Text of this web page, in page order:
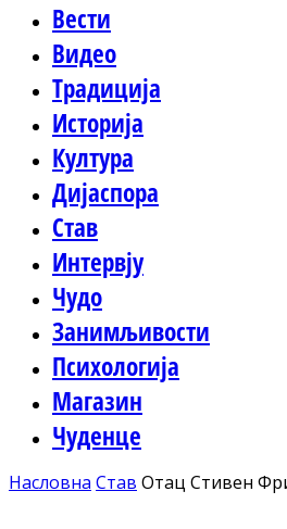
Вести
Видео
Традиција
Историја
Култура
Дијаспора
Став
Интервју
Чудо
Занимљивости
Психологија
Магазин
Чуденце
Насловна Став Отац Стивен